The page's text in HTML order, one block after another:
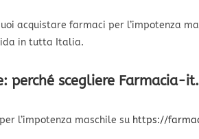
acquistare farmaci per l’impotenza
in tutta Italia.
perché scegliere Farmacia-
l’impotenza maschile su https://